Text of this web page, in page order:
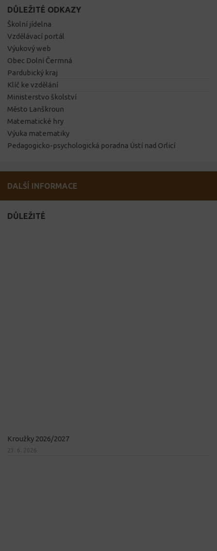
DŮLEŽITÉ ODKAZY
Školní jídelna
Vzdělávací portál
Výukový web
Obec Dolní Čermná
Pardubický kraj
Klíč ke vzdělání
Ministerstvo školství
Město Lanškroun
Matematické hry
Výuka matematiky
Pedagogicko-psychologická poradna Ústí nad Orlicí
DALŠÍ INFORMACE
DŮLEŽITÉ
Kroužky 2026/2027
23. 6. 2026